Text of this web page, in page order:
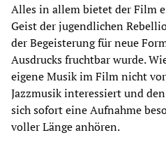
Alles in allem bietet der Film
Geist der jugendlichen
der Begeisterung für neue
Ausdrucks fruchtbar wurde.
eigene Musik im Film nicht
Jazzmusik interessiert und
sich sofort eine Aufnahme
voller Länge anhören.